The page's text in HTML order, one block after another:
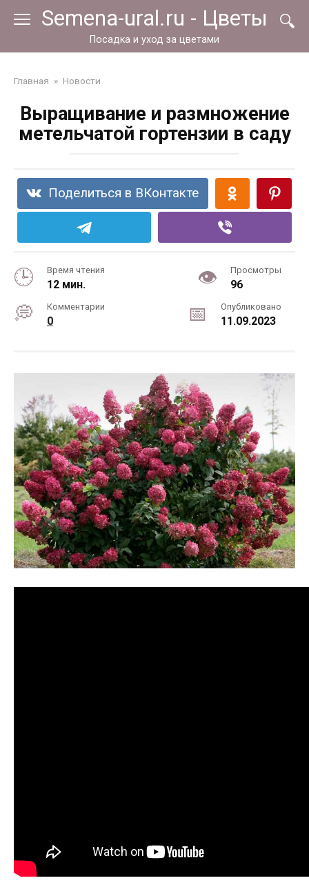
Semena-ural.ru - Цветы
Посадка и уход за цветами
Главная » Новости
Выращивание и размножение
метельчатой гортензии в саду
Поделиться в ВКонтакте
Время чтения
12 мин.
Просмотры
96
Комментарии
0
Опубликовано
11.09.2023